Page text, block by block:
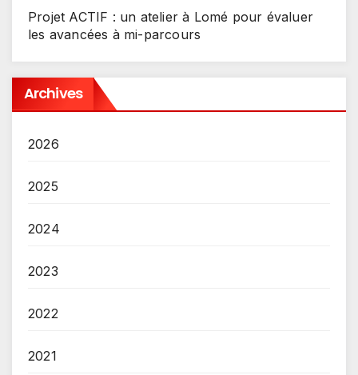
Projet ACTIF : un atelier à Lomé pour évaluer
les avancées à mi-parcours
Archives
2026
2025
2024
2023
2022
2021